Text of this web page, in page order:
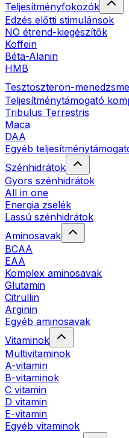
Teljesítményfokozók
Edzés előtti stimulánsok
NO étrend-kiegészítők
Koffein
Béta-Alanin
HMB
Tesztoszteron-
Teljesítménytámogató
Tribulus Terrestris
Maca
DAA
Egyéb
Szénhidrátok
Gyors szénhidrátok
All in one
Energia zselék
Lassú szénhidrátok
Aminosavak
BCAA
EAA
Komplex aminosavak
Glutamin
Citrullin
Arginin
Egyéb aminosavak
Vitaminok
Multivitaminok
A-vitamin
B-vitaminok
C vitamin
D vitamin
E-vitamin
Egyéb vitaminok